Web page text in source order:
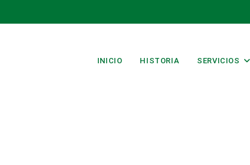
INICIO HISTORIA SERVICIOS